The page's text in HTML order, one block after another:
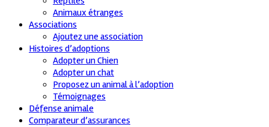
Animaux étranges
Associations
Ajoutez une association
Histoires d’adoptions
Adopter un Chien
Adopter un chat
Proposez un animal à l’adoption
Témoignages
Défense animale
Comparateur d’assurances